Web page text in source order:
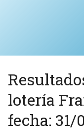
lotería
fecha: 31/